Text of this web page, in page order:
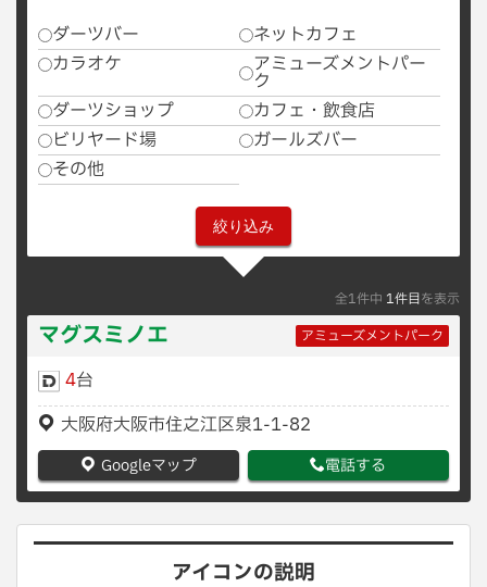
ダーツバー
ネットカフェ
カラオケ
アミューズメントパー
ク
ダーツショップ
カフェ・飲食店
ビリヤード場
ガールズバー
その他
全1件中 1件目を表示
マグスミノエ アミューズメントパーク
4台
大阪府大阪市住之江区泉1-1-82
Googleマップ 電話する
アイコンの説明